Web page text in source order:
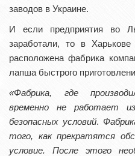
заводов в Украине.
И если предприятия во
заработали, то в
расположена фабрика
лапша быстрого
«Фабрика, где
временно не работает
безопасных условий.
того, как прекратятся
условие. После этого